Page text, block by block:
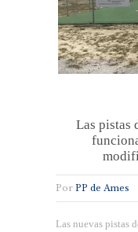
Las pistas
Por PP de Ames
Las nuevas pistas